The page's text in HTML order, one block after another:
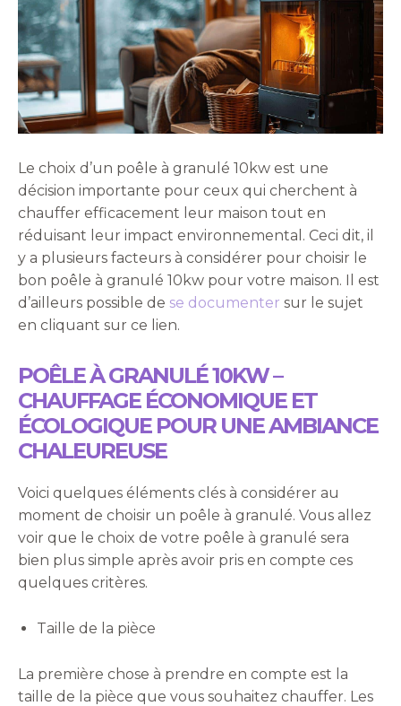
Le choix d’un poêle à granulé 10kw est une
décision importante pour ceux qui cherchent à
chauffer efficacement leur maison tout en
réduisant leur impact environnemental. Ceci dit, il
y a plusieurs facteurs à considérer pour choisir le
bon poêle à granulé 10kw pour votre maison. Il est
d’ailleurs possible de se documenter sur le sujet
en cliquant sur ce lien.
POÊLE À GRANULÉ 10KW –
CHAUFFAGE ÉCONOMIQUE ET
ÉCOLOGIQUE POUR UNE AMBIANCE
CHALEUREUSE
Voici quelques éléments clés à considérer au
moment de choisir un poêle à granulé. Vous allez
voir que le choix de votre poêle à granulé sera
bien plus simple après avoir pris en compte ces
quelques critères.
Taille de la pièce
La première chose à prendre en compte est la
taille de la pièce que vous souhaitez chauffer. Les